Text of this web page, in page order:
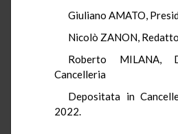
Giuliano AMATO,
Nicolò ZANON,
Roberto MILANA,
Cancelleria
Depositata in
2022.